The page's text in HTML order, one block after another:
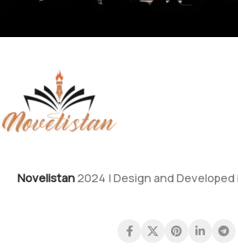
Novelistan2024 | Design and Developed